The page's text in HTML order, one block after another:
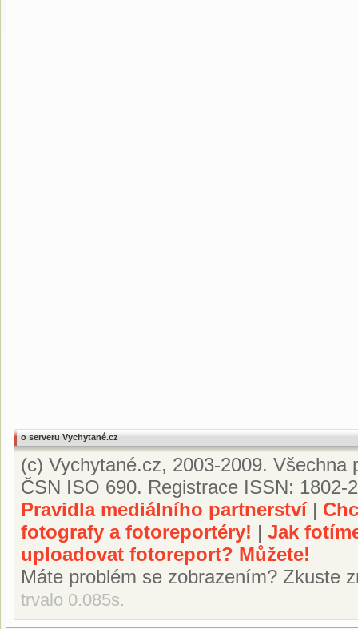
o serveru Vychytané.cz
(c) Vychytané.cz, 2003-2009.
ČSN ISO 690. Registrace ISSN: 1802-
Pravidla mediálního partnerství|
fotografy a fotoreportéry! | Jak
uploadovat fotoreport? Můžete!
Máte problém se zobrazením? Zkuste
trvalo 0.085s.